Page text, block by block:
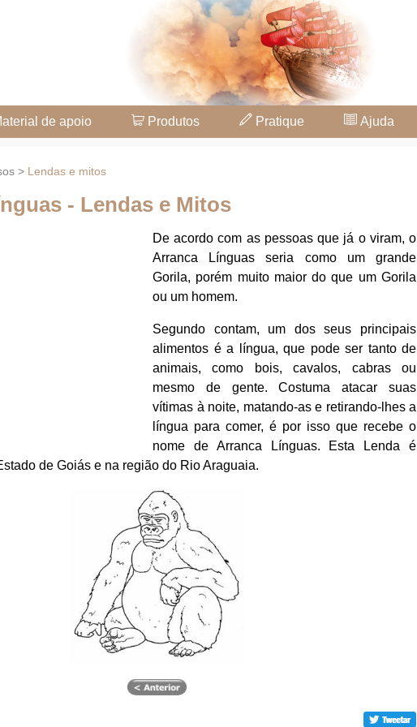
de apoio Produtos Pratique Ajuda
> Lendas e mitos
- Lendas e Mitos
De acordo com as pessoas que já o viram, o
Arranca Línguas seria como um grande
Gorila, porém muito maior do que um Gorila
ou um homem.
Segundo contam, um dos seus principais
alimentos é a língua, que pode ser tanto de
animais, como bois, cavalos, cabras ou
mesmo de gente. Costuma atacar suas
vítimas à noite, matando-as e retirando-lhes a
língua para comer, é por isso que recebe o
nome de Arranca Línguas. Esta Lenda é
de Goiás e na região do Rio Araguaia.